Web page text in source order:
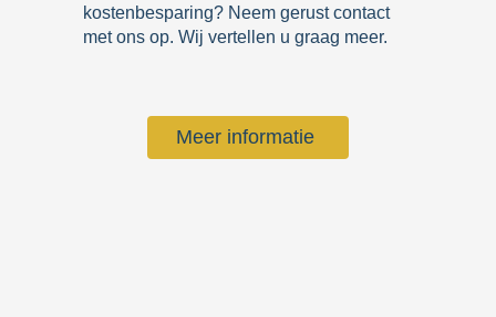
kostenbesparing? Neem gerust contact
met ons op. Wij vertellen u graag meer.
Meer informatie